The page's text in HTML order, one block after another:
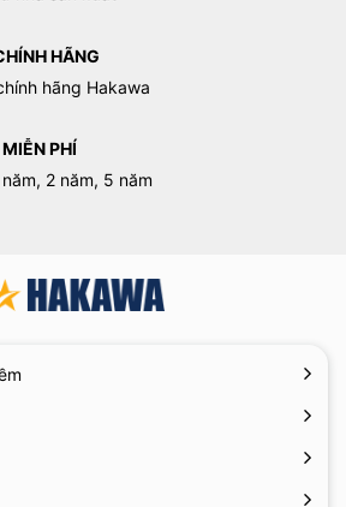
HÃNG
hãng Hakawa
PHÍ
2 năm, 5 năm